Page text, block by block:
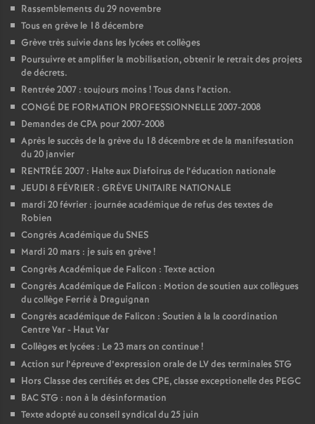
S
e
c
n
e
r
Rassemblements du 29 novembre
Tous en grève le 18 décembre
Grève très suivie dans les lycées et collèges
Poursuivre et amplifier la mobilisation, obtenir le retrait des projets
de décrets.
Rentrée 2007 : toujours moins ! Tous dans l’action.
CONGÉ DE FORMATION PROFESSIONNELLE 2007-2008
Demandes de CPA pour 2007-2008
Après le succès de la grève du 18 décembre et de la manifestation
du 20 janvier
RENTRÉE 2007 : Halte aux Diafoirus de l’éducation nationale
JEUDI 8 FÉVRIER : GRÈVE UNITAIRE NATIONALE
mardi 20 février : journée académique de refus des textes de
Robien
Congrès Académique du SNES
Mardi 20 mars : je suis en grève!
Congrès Académique de Falicon : Texte action
Congrès Académique de Falicon : Motion de soutien aux collègues
du collège Ferrié à Draguignan
Congrès académique de Falicon : Soutien à la la coordination
Centre Var - Haut Var
Collèges et lycées : Le 23 mars on continue!
Action sur l’épreuve d’expression orale de LV des terminales STG
Hors Classe des certifiés et des CPE, classe exceptionelle des PEGC
BAC STG : non à la désinformation
Texte adopté au conseil syndical du 25 juin